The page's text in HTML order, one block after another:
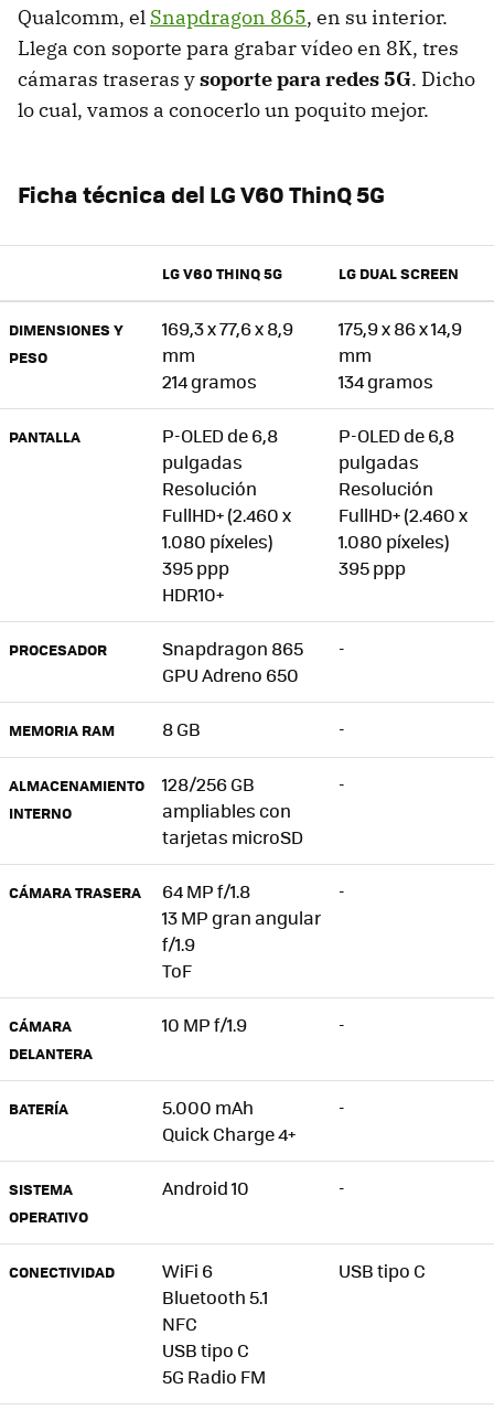
Qualcomm, el Snapdragon 865, en su interior.
Llega con soporte para grabar vídeo en 8K, tres
cámaras traseras ysoporte para redes 5G. Dicho
lo cual, vamos a conocerlo un poquito mejor.
Ficha técnica del LG V60 ThinQ 5G
LG V60 THINQ 5G LG DUAL SCREEN
DIMENSIONES Y
PESO
169,3 x 77,6 x 8,9
mm
214 gramos
175,9 x 86 x 14,9
mm
134 gramos
PANTALLA
P-OLED de 6,8
pulgadas
Resolución
FullHD+ (2.460 x
1.080 píxeles)
395 ppp
HDR10+
P-OLED de 6,8
pulgadas
Resolución
FullHD+ (2.460 x
1.080 píxeles)
395 ppp
PROCESADOR
Snapdragon 865
GPU Adreno 650
-
MEMORIA RAM 8 GB -
ALMACENAMIENTO
INTERNO
128/256 GB
ampliables con
tarjetas microSD
-
CÁMARA TRASERA
64 MP f/1.8
13 MP gran angular
f/1.9
ToF
-
CÁMARA
DELANTERA
10 MP f/1.9 -
BATERÍA
5.000 mAh
Quick Charge 4+
-
SISTEMA
OPERATIVO
Android 10 -
CONECTIVIDAD
WiFi 6
Bluetooth 5.1
NFC
USB tipo C
5G Radio FM
USB tipo C